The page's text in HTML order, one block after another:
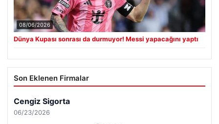
08/06/2026
Dünya Kupası sonrası da durmuyor! Messi yapacağını yaptı
Son Eklenen Firmalar